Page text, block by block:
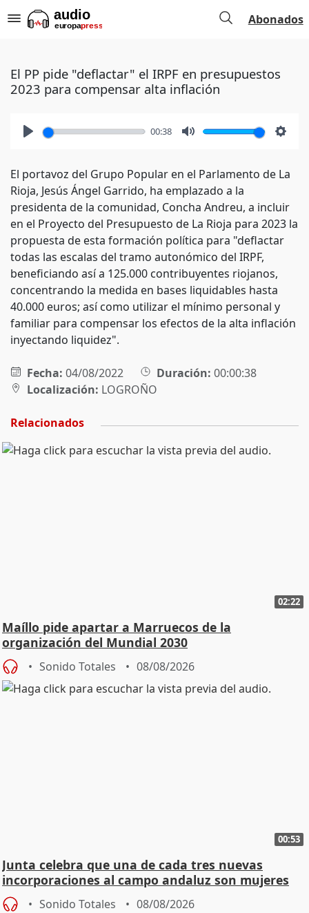
Abonados
El PP pide "deflactar" el IRPF en presupuestos
2023 para compensar alta inflación
00:38
El portavoz del Grupo Popular en el Parlamento de La
Rioja, Jesús Ángel Garrido, ha emplazado a la
presidenta de la comunidad, Concha Andreu, a incluir
en el Proyecto del Presupuesto de La Rioja para 2023 la
propuesta de esta formación política para "deflactar
todas las escalas del tramo autonómico del IRPF,
beneficiando así a 125.000 contribuyentes riojanos,
concentrando la medida en bases liquidables hasta
40.000 euros; así como utilizar el mínimo personal y
familiar para compensar los efectos de la alta inflación
inyectando liquidez".
Fecha: 04/08/2022 Duración: 00:00:38
Localización: LOGROÑO
Relacionados
02:22
Maíllo pide apartar a Marruecos de la
organización del Mundial 2030
Sonido Totales 08/08/2026
00:53
Junta celebra que una de cada tres nuevas
incorporaciones al campo andaluz son mujeres
jóvenes
Sonido Totales 08/08/2026